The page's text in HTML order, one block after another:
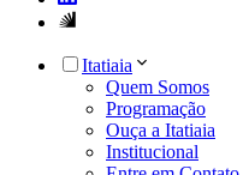
Itatiaia
Quem Somos
Programação
Ouça a Itatiaia
Institucional